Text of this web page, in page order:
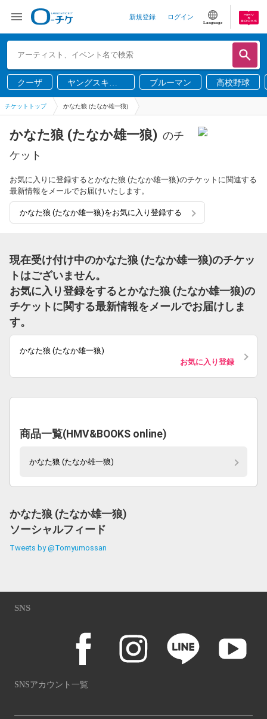
新規登録 ログイン
Language
クーザ
ヤングスキニ
ー
ブルーマン 高校野球
チケットトップ かなた狼 (たなか雄一狼)
かなた狼 (たなか雄一狼) のチ
ケット
お気に入りに登録するとかなた狼 (たなか雄一狼)のチケットに関連する
最新情報をメールでお届けいたします。
かなた狼 (たなか雄一狼)をお気に入り登録する
現在受け付け中のかなた狼 (たなか雄一狼)のチケッ
トはございません。
お気に入り登録をするとかなた狼 (たなか雄一狼)の
チケットに関する最新情報をメールでお届けしま
す。
かなた狼 (たなか雄一狼)
お気に入り登録
商品一覧(HMV&BOOKS online)
かなた狼 (たなか雄一狼)
かなた狼 (たなか雄一狼)
ソーシャルフィード
Tweets by @Tomyumossan
SNS
SNSアカウント一覧